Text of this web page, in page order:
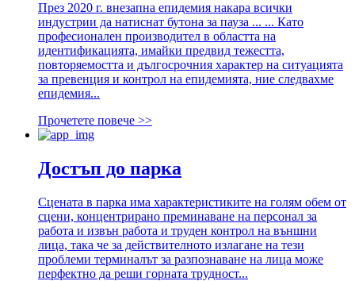
През 2020 г. внезапна епидемия накара всички
индустрии да натиснат бутона за пауза ... ... Като
професионален производител в областта на
идентификацията, имайки предвид тежестта,
повторяемостта и дългосрочния характер на ситуацията
за превенция и контрол на епидемията, ние следвахме
епидемия...
Прочетете повече >>
Достъп до парка
Сцената в парка има характеристиките на голям обем от
сцени, концентрирано преминаване на персонал за
работа и извън работа и труден контрол на външни
лица, така че за действителното излагане на тези
проблеми терминалът за разпознаване на лица може
перфектно да реши горната трудност...